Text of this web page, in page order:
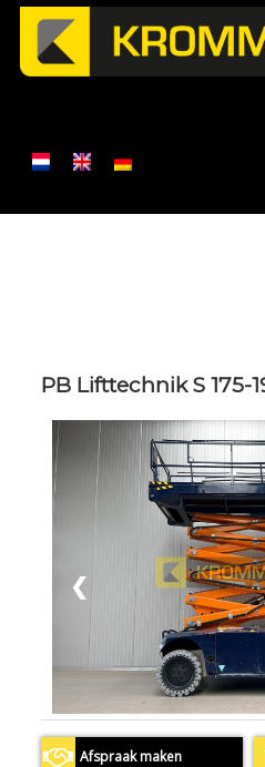
PB Lifttechnik S 175-
❮
Afspraak maken